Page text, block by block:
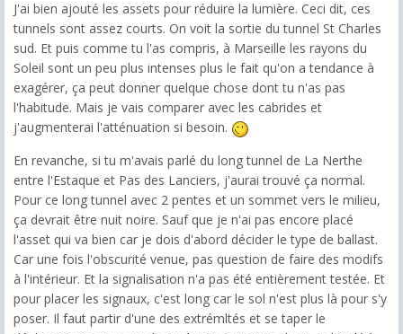
J'ai bien ajouté les assets pour réduire la lumière. Ceci dit, ces
tunnels sont assez courts. On voit la sortie du tunnel St Charles
sud. Et puis comme tu l'as compris, à Marseille les rayons du
Soleil sont un peu plus intenses plus le fait qu'on a tendance à
exagérer, ça peut donner quelque chose dont tu n'as pas
l'habitude. Mais je vais comparer avec les cabrides et
j'augmenterai l'atténuation si besoin.
En revanche, si tu m'avais parlé du long tunnel de La Nerthe
entre l'Estaque et Pas des Lanciers, j'aurai trouvé ça normal.
Pour ce long tunnel avec 2 pentes et un sommet vers le milieu,
ça devrait être nuit noire. Sauf que je n'ai pas encore placé
l'asset qui va bien car je dois d'abord décider le type de ballast.
Car une fois l'obscurité venue, pas question de faire des modifs
à l'intérieur. Et la signalisation n'a pas été entièrement testée. Et
pour placer les signaux, c'est long car le sol n'est plus là pour s'y
poser. Il faut partir d'une des extrémltés et se taper le